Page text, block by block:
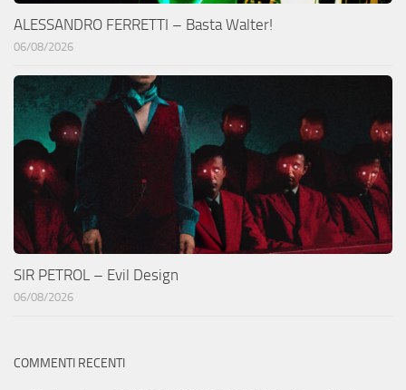
ALESSANDRO FERRETTI – Basta Walter!
06/08/2026
SIR PETROL – Evil Design
06/08/2026
COMMENTI RECENTI